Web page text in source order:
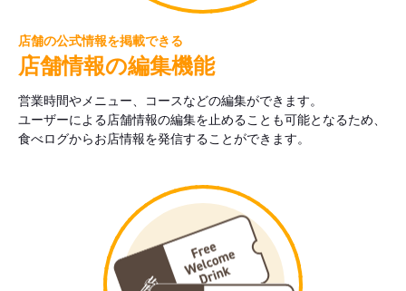
店舗の公式情報を掲載できる
店舗情報の編集機能
営業時間やメニュー、コースなどの編集ができます。
ユーザーによる店舗情報の編集を止めることも可能となるため、
食べログからお店情報を発信することができます。